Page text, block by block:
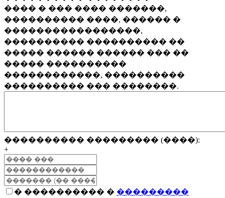
���� � ��� ���� �������,
���������� ����, ������ �
�����������������,
���������� ���������� ��
����� ������ ������ ��� ��
����� ����������
������������, ����������
���������� ��� ��������.
���������� ��������� (����):
+
� ���������� � ���������